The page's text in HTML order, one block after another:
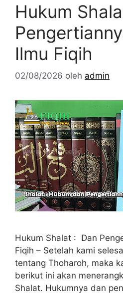
Hukum
Ilmu Fiqih
02/08/2026 oleh admin
Hukum Shalat : Dan
Fiqih – Setelah kami
tentang Thoharoh, maka
berikut ini akan
Shalat. Hukumnya dan